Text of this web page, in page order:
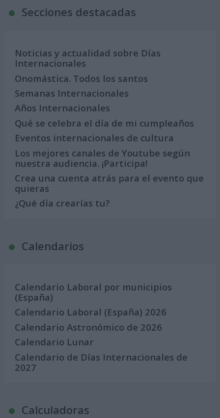
Secciones destacadas
Noticias y actualidad sobre Días
Internacionales
Onomástica. Todos los santos
Semanas Internacionales
Años Internacionales
Qué se celebra el día de mi cumpleaños
Eventos internacionales de cultura
Los mejores canales de Youtube según
nuestra audiencia. ¡Participa!
Crea una cuenta atrás para el evento que
quieras
¿Qué día crearías tu?
Calendarios
Calendario Laboral por municipios
(España)
Calendario Laboral (España) 2026
Calendario Astronómico de 2026
Calendario Lunar
Calendario de Días Internacionales de
2027
Calculadoras